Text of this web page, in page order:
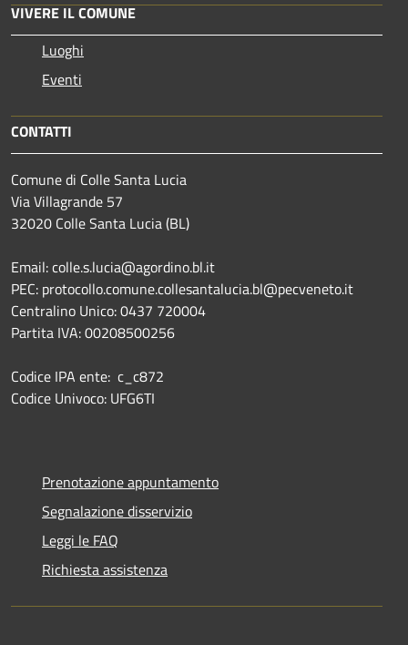
VIVERE IL COMUNE
Luoghi
Eventi
CONTATTI
Comune di Colle Santa Lucia
Via Villagrande 57
32020 Colle Santa Lucia (BL)
Email: colle.s.lucia@agordino.bl.it
PEC: protocollo.comune.collesantalucia.bl@pecveneto.it
Centralino Unico: 0437 720004
Partita IVA: 00208500256
Codice IPA ente: c_c872
Codice Univoco: UFG6TI
Prenotazione appuntamento
Segnalazione disservizio
Leggi le FAQ
Richiesta assistenza